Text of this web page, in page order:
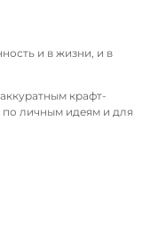
и в жизни, и в
крафт-
по личным идеям и для